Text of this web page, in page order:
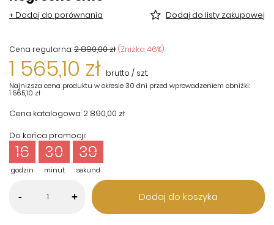
+ Dodaj do porównania Dodaj do listy zakupowej
Cena regularna:2 890,00 zł (Zniżka 46%)
1 565,10 zł brutto / szt.
Najniższa cena produktu w okresie 30 dni przed wprowadzeniem obniżki:
1 565,10 zł
Cena katalogowa: 2 890,00 zł
Do końca promocji:
godzin
16
minut
30
sekund
39
- + Dodaj do koszyka